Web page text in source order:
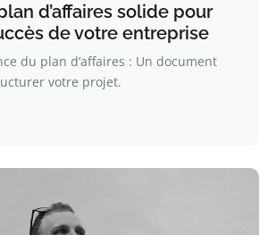
d’affaires solide pour
de votre entreprise
du plan d’affaires : Un document
votre projet.